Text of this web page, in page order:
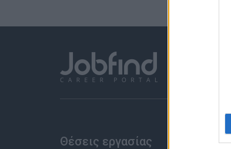
Θέσεις εργασίας